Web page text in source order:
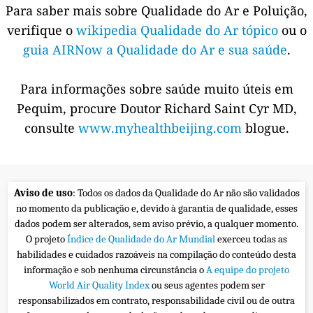
Para saber mais sobre Qualidade do Ar e Poluição,
verifique o wikipedia Qualidade do Ar tópico ou o
guia AIRNow a Qualidade do Ar e sua saúde.
Para informações sobre saúde muito úteis em
Pequim, procure Doutor Richard Saint Cyr MD,
consulte www.myhealthbeijing.com blogue.
Aviso de uso: Todos os dados da Qualidade do Ar não são validados
no momento da publicação e, devido à garantia de qualidade, esses
dados podem ser alterados, sem aviso prévio, a qualquer momento.
O projetoÍndice de Qualidade do Ar Mundialexerceu todas as
habilidades e cuidados razoáveis na compilação do conteúdo desta
informação e sob nenhuma circunstância oA equipe do projeto
World Air Quality Indexou seus agentes podem ser
responsabilizados em contrato, responsabilidade civil ou de outra